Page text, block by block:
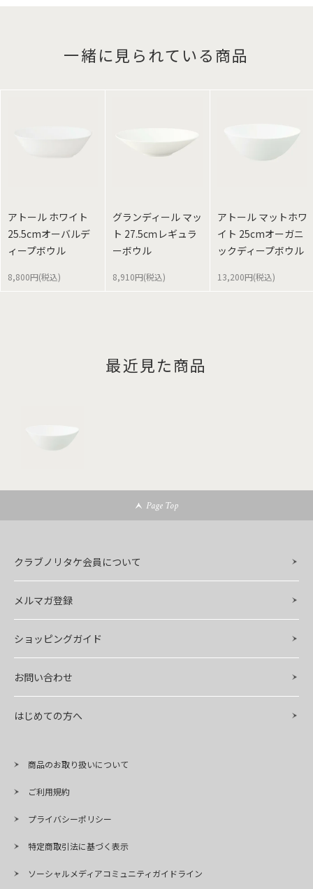
一緒に見られている商品
アトール ホワイト
25.5cmオーバルデ
ィープボウル
8,800円(税込)
グランディール マッ
ト 27.5cｍレギュラ
ーボウル
8,910円(税込)
アトール マットホワ
イト 25cmオーガニ
ックディープボウル
13,200円(税込)
最近見た商品
Page Top
クラブノリタケ会員について
メルマガ登録
ショッピングガイド
お問い合わせ
はじめての方へ
商品のお取り扱いについて
ご利用規約
プライバシーポリシー
特定商取引法に基づく表示
ソーシャルメディアコミュニティガイドライン